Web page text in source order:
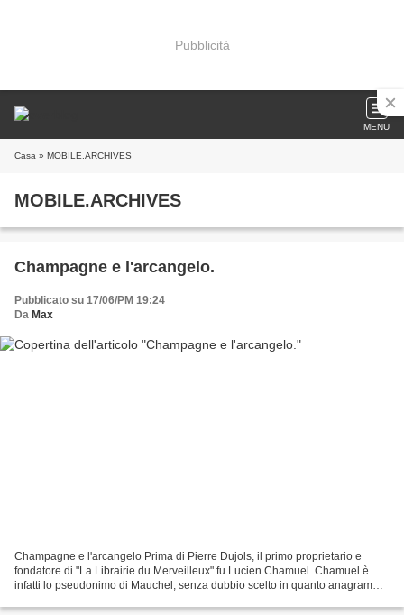
Pubblicità
MENU
Casa » MOBILE.ARCHIVES
MOBILE.ARCHIVES
Champagne e l'arcangelo.
Pubblicato su 17/06/PM 19:24
Da Max
Champagne e l'arcangelo Prima di Pierre Dujols, il primo proprietario e
fondatore di "La Librairie du Merveilleux" fu Lucien Chamuel. Chamuel è
infatti lo pseudonimo di Mauchel, senza dubbio scelto in quanto anagramma